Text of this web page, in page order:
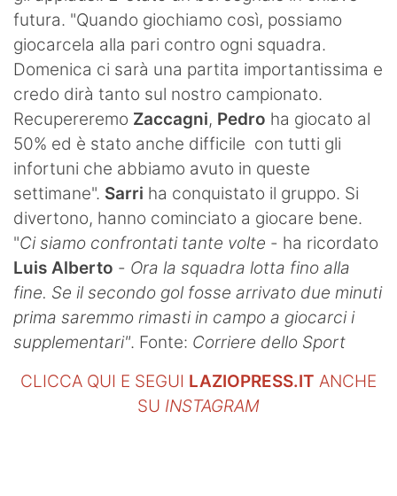
futura. "Quando giochiamo così, possiamo
giocarcela alla pari contro ogni squadra.
Domenica ci sarà una partita importantissima e
credo dirà tanto sul nostro campionato.
Recupereremo Zaccagni, Pedro ha giocato al
50% ed è stato anche difficile con tutti gli
infortuni che abbiamo avuto in queste
settimane". Sarri ha conquistato il gruppo. Si
divertono, hanno cominciato a giocare bene.
"Ci siamo confrontati tante volte - ha ricordato
Luis Alberto - Ora la squadra lotta fino alla
fine. Se il secondo gol fosse arrivato due minuti
prima saremmo rimasti in campo a giocarci i
supplementari". Fonte: Corriere dello Sport
CLICCA QUI E SEGUI LAZIOPRESS.IT ANCHE
SU INSTAGRAM